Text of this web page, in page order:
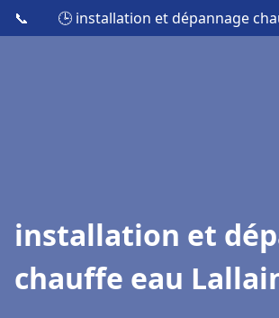
📞 🕒 installation et dépannage
installation et
chauffe eau